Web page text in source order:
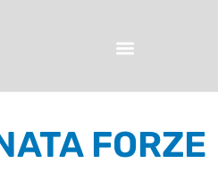
FORZE